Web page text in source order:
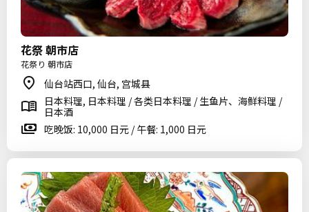
花祭 朝市店
花祭り 朝市店
仙台站西口, 仙台, 宫城县
日本料理, 日本料理 / 各类日本料理 / 生鱼片、海鲜料理 /
日本酒
吃晚饭: 10,000 日元 / 午餐: 1,000 日元